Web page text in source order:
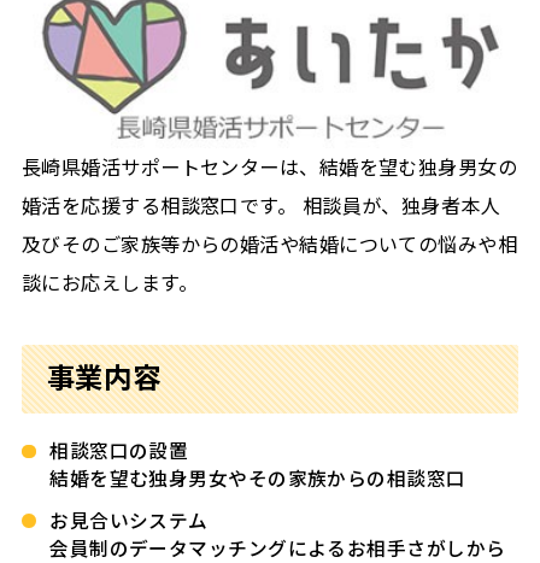
長崎県婚活サポートセンターは、結婚を望む独身男女の
婚活を応援する相談窓口です。 相談員が、独身者本人
及びそのご家族等からの婚活や結婚についての悩みや相
談にお応えします。
事業内容
相談窓口の設置
結婚を望む独身男女やその家族からの相談窓口
お見合いシステム
会員制のデータマッチングによるお相手さがしから